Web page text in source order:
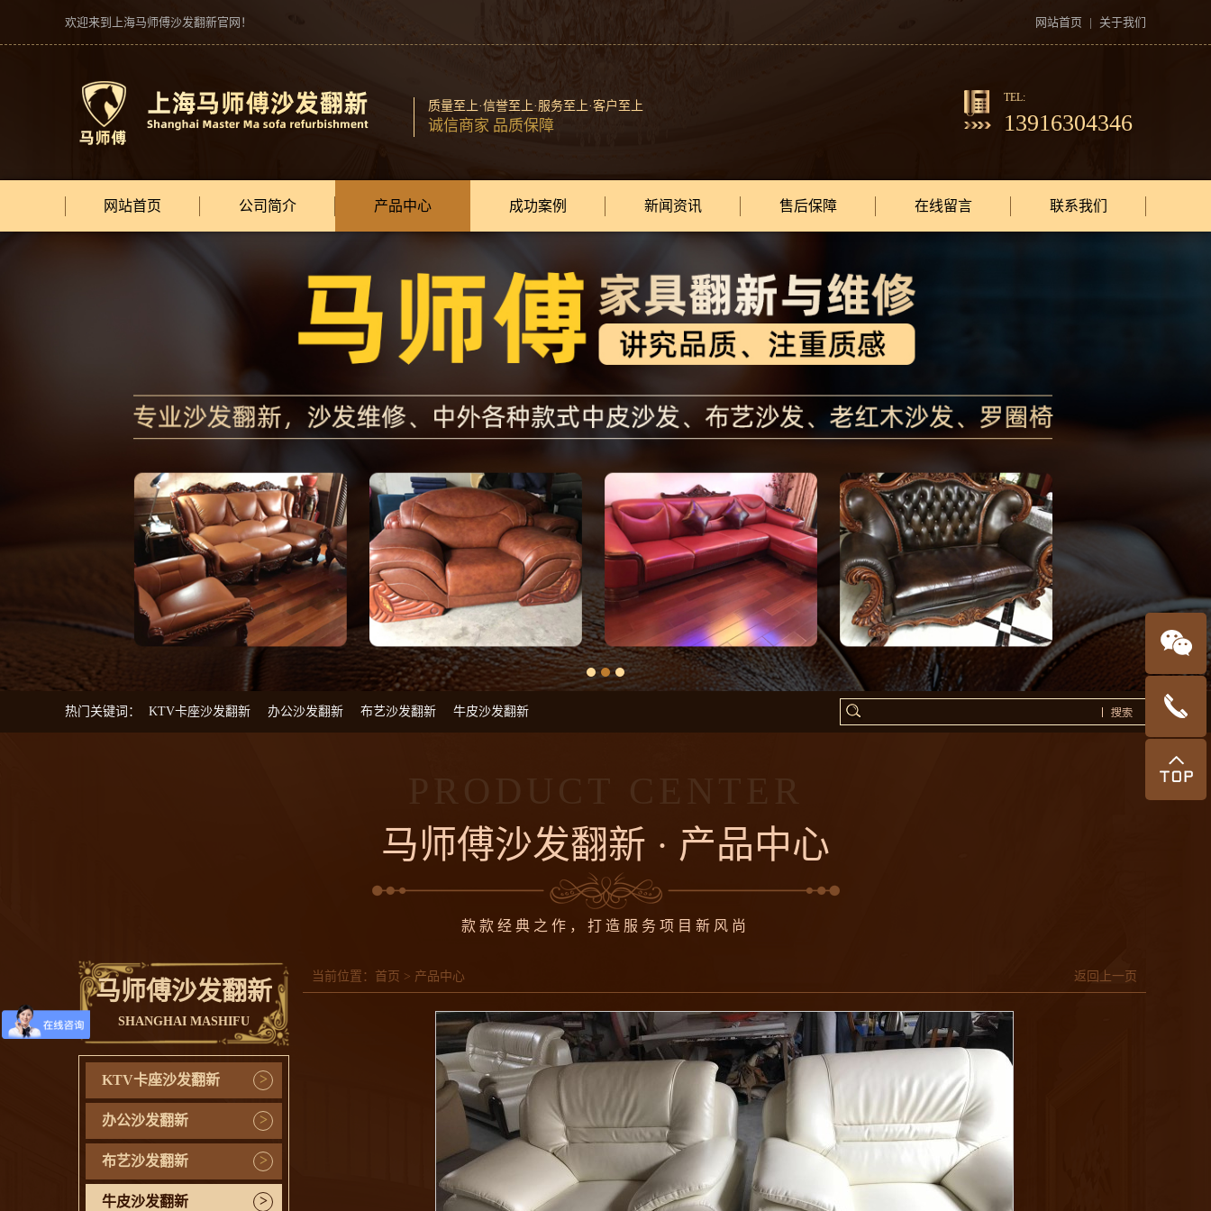
欢迎来到上海马师傅沙发翻新官网！ 网站首页 | 关于我们
质量至上·信誉至上·服务至上·客户至上
诚信商家 品质保障
TEL:
13916304346
网站首页 公司简介 产品中心 成功案例 新闻资讯 售后保障 在线留言 联系我们
热门关键词： KTV卡座沙发翻新 办公沙发翻新 布艺沙发翻新 牛皮沙发翻新
马师傅沙发翻新 · 产品中心
款款经典之作，打造服务项目新风尚
马师傅沙发翻新
SHANGHAI MASHIFU
KTV卡座沙发翻新 >
办公沙发翻新 >
布艺沙发翻新 >
牛皮沙发翻新 >
当前位置： 首页 > 产品中心 返回上一页